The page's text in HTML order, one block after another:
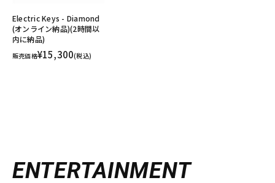
Electric Keys - Diamond
(オンライン納品)(2時間以
内に納品)
販売価格¥15,300(税込)
ENTERTAINMENT